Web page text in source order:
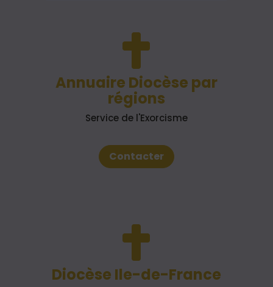

Annuaire Diocèse par
régions
Service de l'Exorcisme
Contacter

Diocèse Ile-de-France